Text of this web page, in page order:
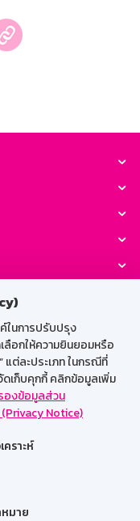
ในการปรับปรุง
ลือกให้ความยินยอมหรือ
แต่ละประเภท ในกรณีที่
ดเก็บคุกกี้ คลิกข้อมูลเพิ่ม
องข้อมูลส่วน
Notice)
คราะห์
มาย
M-Search
วเซอร์